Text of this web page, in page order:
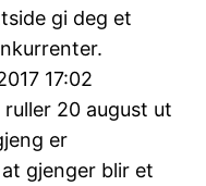
gi deg et
17:02
ruller 20 august ut
er
gjenger blir et